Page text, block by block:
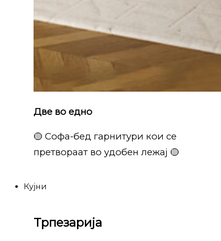
Две во едно
🟡 Софа-бед гарнитури кои се
претвораат во удобен лежај 🟡
Кујни
Трпезарија